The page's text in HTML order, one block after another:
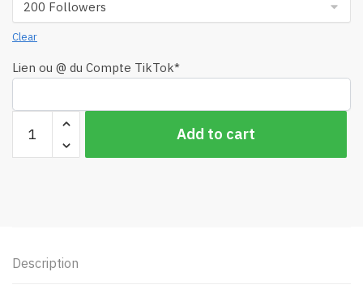
Clear
Lien ou @ du Compte TikTok*
Followers
TikTok
quantity
Add to cart
Description